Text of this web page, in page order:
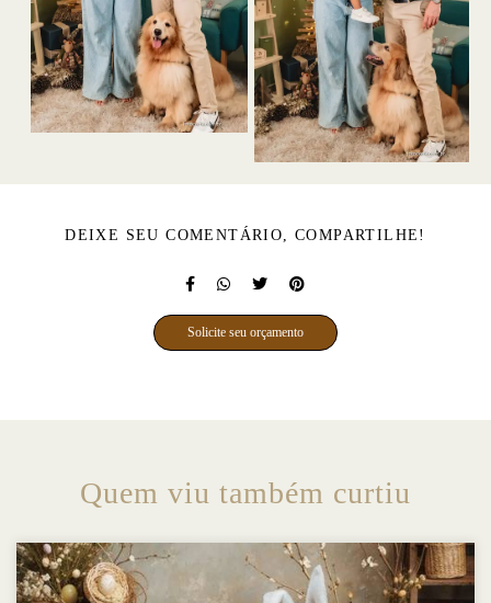
DEIXE SEU COMENTÁRIO, COMPARTILHE!
Solicite seu orçamento
Quem viu também curtiu